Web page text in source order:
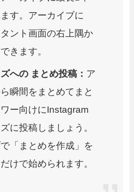
す。アーカイブに
ント画面の右上隅か
きます。
への まとめ投稿： ア
瞬間をまとめてまと
ー向けにInstagram
に投稿しましょう。
「まとめを作成」を
けで始められます。